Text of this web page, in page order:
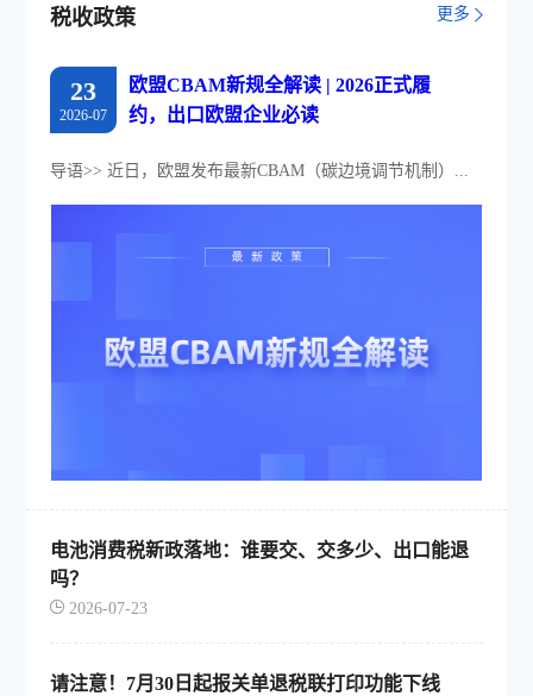
税收政策 更多
23
2026-07
欧盟CBAM新规全解读 | 2026正式履
约，出口欧盟企业必读
导语>> 近日，欧盟发布最新CBAM（碳边境调节机制）...
电池消费税新政落地：谁要交、交多少、出口能退
吗？
2026-07-23
请注意！7月30日起报关单退税联打印功能下线